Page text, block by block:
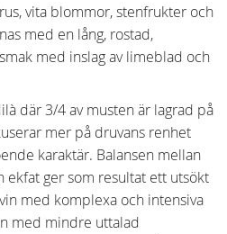
vita blommor, stenfrukter och
med en lång, rostad,
med inslag av limeblad och
där 3/4 av musten är lagrad på
mer på druvans renhet
karaktär. Balansen mellan
ekfat ger som resultat ett utsökt
med komplexa och intensiva
med mindre uttalad